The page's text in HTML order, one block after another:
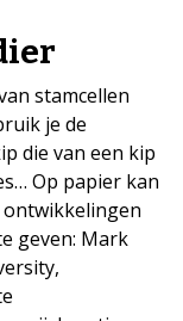
stamcellen
je de
die van een kip
Op papier kan
ontwikkelingen
geven: Mark